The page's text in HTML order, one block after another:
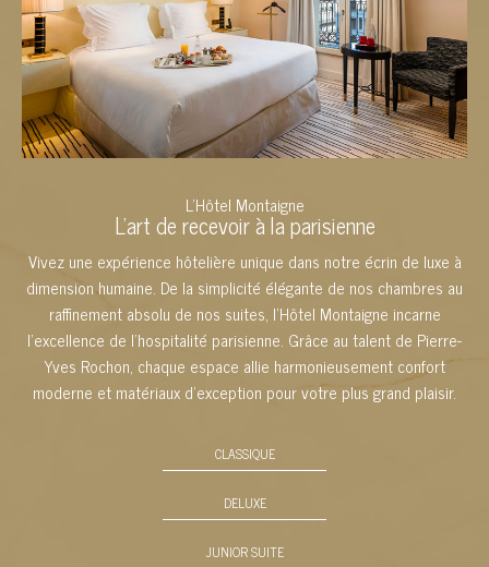
L'Hôtel Montaigne
L'art de recevoir à la parisienne
Vivez une expérience hôtelière unique dans notre écrin de luxe à
dimension humaine. De la simplicité élégante de nos chambres au
raffinement absolu de nos suites, l’Hôtel Montaigne incarne
l’excellence de l’hospitalité parisienne. Grâce au talent de Pierre-
Yves Rochon, chaque espace allie harmonieusement confort
moderne et matériaux d’exception pour votre plus grand plaisir.
CLASSIQUE
DELUXE
JUNIOR SUITE